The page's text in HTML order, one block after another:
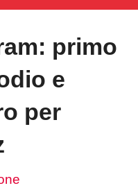
primo
e
per